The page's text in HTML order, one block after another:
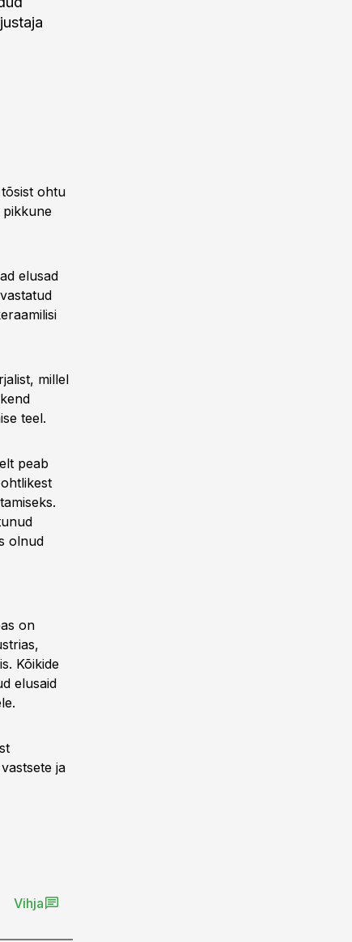
ohtu
pikkune
elusad
millel
teel.
peab
olnud
on
Kõikide
elusaid
ja
Vihja